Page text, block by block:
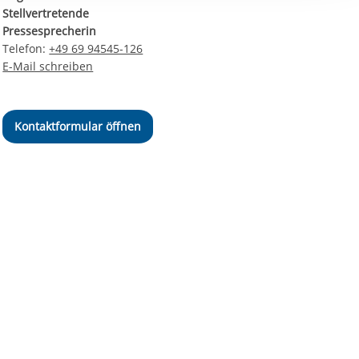
setzen wir
Stellvertretende
Pressesprecherin
Telefon:+49 69 94545-126
E-Mail schreiben
Kontaktformular öffnen